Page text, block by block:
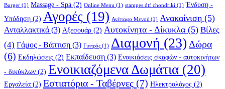
Burger (1) Massage - Spa (2) Online Menu (1) stampes dtf chondriki (1) Ένδυση -
Υπόδηση (2) Αγορές (19) Ανέπαφο Μενού (1) Ανακαίνιση (5)
Ανταλλακτικά (3) Αξεσουάρ (2) Αυτοκίνητα - Δίκυκλα (5) Βίλες
(4) Γάμος - Βάπτιση (3) Γιατρός (1) Διαμονή (23) Δώρα
(6) Εκδηλώσεις (2) Εκπαίδευση (3) Ενοικιάσεις σκαφών - αυτοκινήτων
- δικύκλων (2) Ενοικιαζόμενα Δωμάτια (20)
Εργαλεία (2) Εστιατόρια - Ταβέρνες (7) Ηλεκτρολόγος (2)